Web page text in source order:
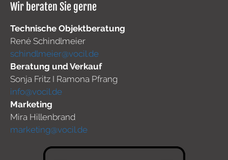
Wir beraten Sie gerne
Technische Objektberatung
René Schindlmeier
schindlmeier@vocil.de
Beratung und Verkauf
Sonja Fritz I Ramona Pfrang
info@vocil.de
Marketing
Mira Hillenbrand
marketing@vocil.de